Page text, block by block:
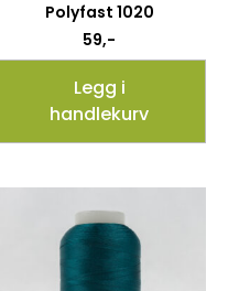
Polyfast 1020
59,-
Legg i
handlekurv